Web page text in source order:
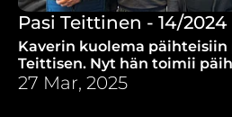
Pasi Teittinen - 14/2024
Kaverin kuolema päihteisiin
Teittisen. Nyt hän toimii
Puhetta riippuvuuksista,
huumehoidoista.
27 Mar, 2025